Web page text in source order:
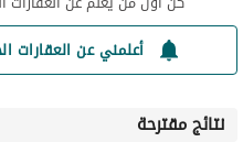
أعلمني عن العقارات
نتائج مقترحة